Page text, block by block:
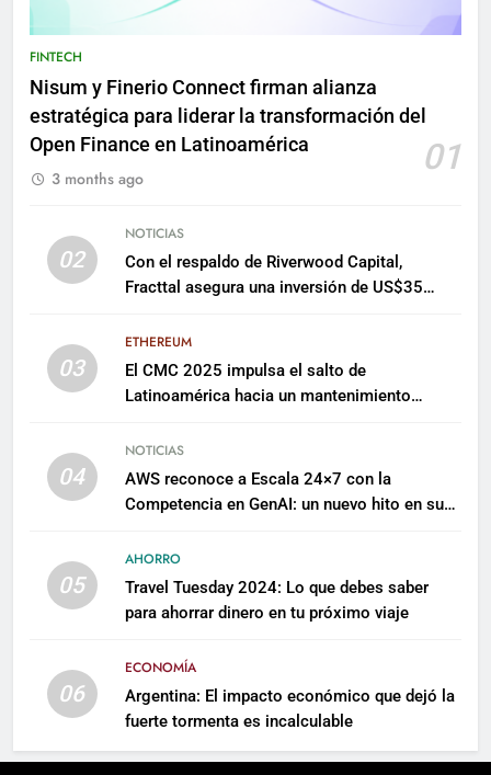
FINTECH
Nisum y Finerio Connect firman alianza
estratégica para liderar la transformación del
Open Finance en Latinoamérica
01
3 months ago
02
NOTICIAS
Con el respaldo de Riverwood Capital,
Fracttal asegura una inversión de US$35
03
ETHEREUM
El CMC 2025 impulsa el salto de
Latinoamérica hacia un mantenimiento
04
NOTICIAS
AWS reconoce a Escala 24×7 con la
Competencia en GenAI: un nuevo hito en su
05
AHORRO
Travel Tuesday 2024: Lo que debes saber
para ahorrar dinero en tu próximo viaje
06
ECONOMÍA
Argentina: El impacto económico que dejó la
fuerte tormenta es incalculable